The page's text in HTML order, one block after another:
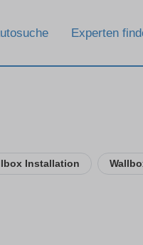
Experten
Installation